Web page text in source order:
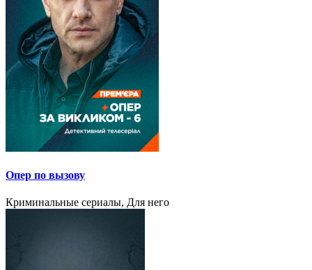
Опер по вызову
Криминальные сериалы, Для него